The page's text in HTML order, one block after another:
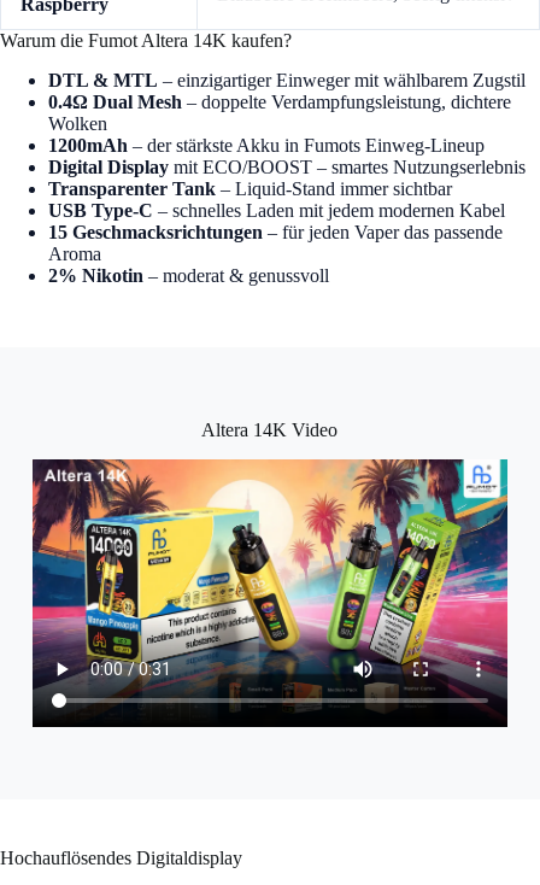
Raspberry
Warum die Fumot Altera 14K kaufen?
DTL & MTL – einzigartiger Einweger mit wählbarem Zugstil
0.4Ω Dual Mesh – doppelte Verdampfungsleistung, dichtere
Wolken
1200mAh – der stärkste Akku in Fumots Einweg-Lineup
Digital Display mit ECO/BOOST – smartes Nutzungserlebnis
Transparenter Tank – Liquid-Stand immer sichtbar
USB Type-C – schnelles Laden mit jedem modernen Kabel
15 Geschmacksrichtungen – für jeden Vaper das passende
Aroma
2% Nikotin – moderat & genussvoll
Altera 14K Video
Hochauflösendes Digitaldisplay